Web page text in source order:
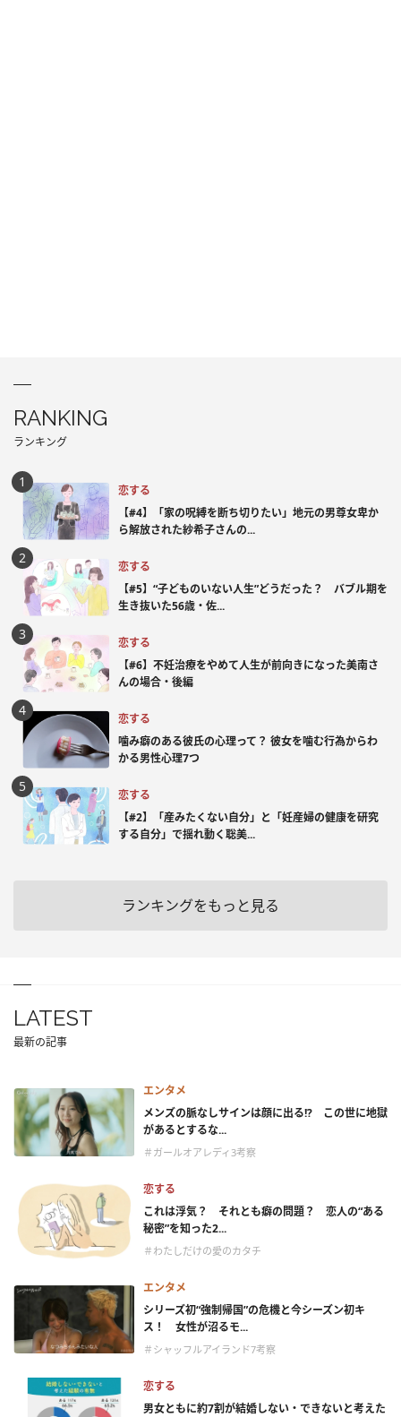
RANKING
ランキング
恋する
【#4】「家の呪縛を断ち切りたい」地元の男尊女卑か
ら解放された紗希子さんの...
恋する
【#5】“子どものいない人生”どうだった？ バブル期を
生き抜いた56歳・佐...
恋する
【#6】不妊治療をやめて人生が前向きになった美南さ
んの場合・後編
恋する
噛み癖のある彼氏の心理って？ 彼女を噛む行為からわ
かる男性心理7つ
恋する
【#2】「産みたくない自分」と「妊産婦の健康を研究
する自分」で揺れ動く聡美...
ランキングをもっと見る
LATEST
最新の記事
エンタメ
メンズの脈なしサインは顔に出る!? この世に地獄
があるとするな...
＃ガールオアレディ3考察
恋する
これは浮気？ それとも癖の問題？ 恋人の“ある
秘密”を知った2...
＃わたしだけの愛のカタチ
エンタメ
シリーズ初“強制帰国”の危機と今シーズン初キ
ス！ 女性が沼るモ...
＃シャッフルアイランド7考察
恋する
男女ともに約7割が結婚しない・できないと考えた